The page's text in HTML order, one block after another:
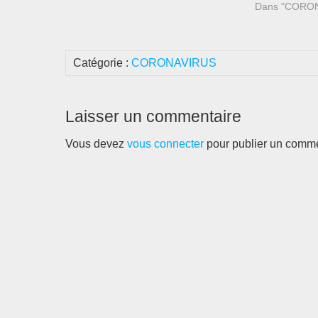
Dans
Catégorie : CORONAVIRUS
Laisser un commentaire
Vous devez vous connecter pour publier un